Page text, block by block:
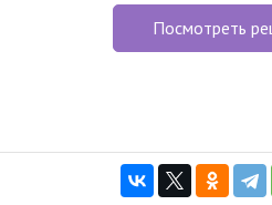
Посмотреть